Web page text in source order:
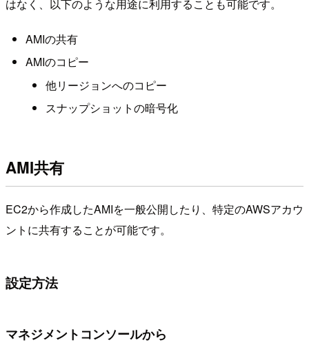
はなく、以下のような用途に利用することも可能です。
AMIの共有
AMIのコピー
他リージョンへのコピー
スナップショットの暗号化
AMI共有
EC2から作成したAMIを一般公開したり、特定のAWSアカウ
ントに共有することが可能です。
設定方法
マネジメントコンソールから